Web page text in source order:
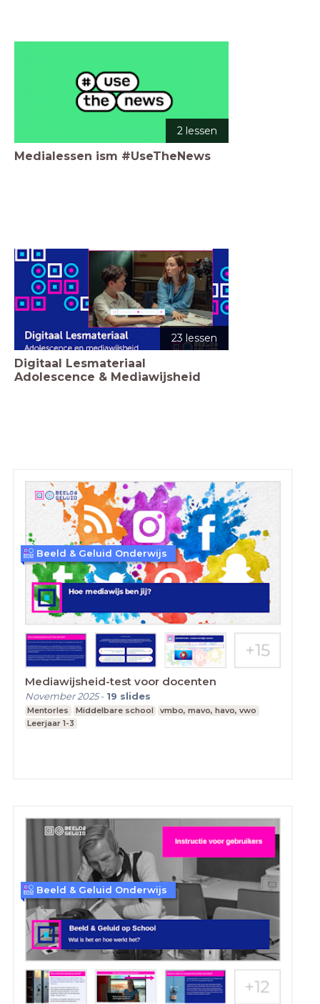
2 lessen
Medialessen ism #UseTheNews
23 lessen
Digitaal Lesmateriaal
Adolescence & Mediawijsheid
Mediawijsheid-test voor docenten
November 2025- 19 slides
Mentorles Middelbare school
vmbo, mavo, havo, vwo
Leerjaar 1-3
Beeld & Geluid Onderwijs
Beeld & Geluid Onderwijs